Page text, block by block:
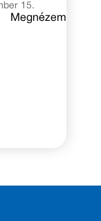
15.
Megnézem